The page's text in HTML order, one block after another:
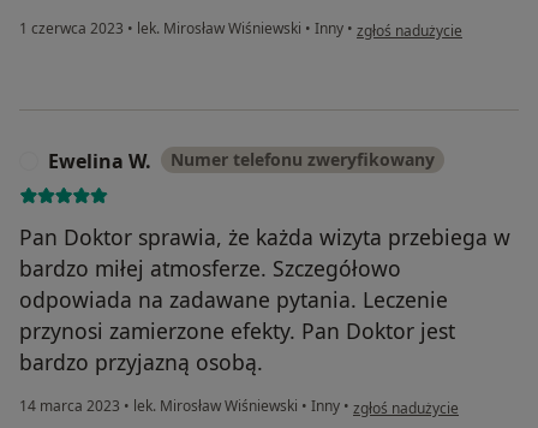
1 czerwca 2023 • lek. Mirosław Wiśniewski • Inny • w opinii użytkownika Nicole
zgłoś nadużycie
Ewelina W. Numer telefonu zweryfikowany
Pan Doktor sprawia, że każda wizyta przebiega w
bardzo miłej atmosferze. Szczegółowo
odpowiada na zadawane pytania. Leczenie
przynosi zamierzone efekty. Pan Doktor jest
bardzo przyjazną osobą.
14 marca 2023 • lek. Mirosław Wiśniewski • Inny • w opinii użytkownika
zgłoś nadużycie